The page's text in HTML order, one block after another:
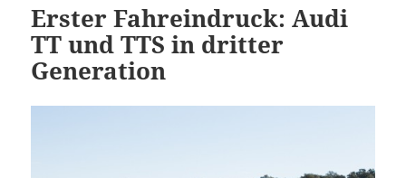
Erster Fahreindruck: Audi
TT und TTS in dritter
Generation